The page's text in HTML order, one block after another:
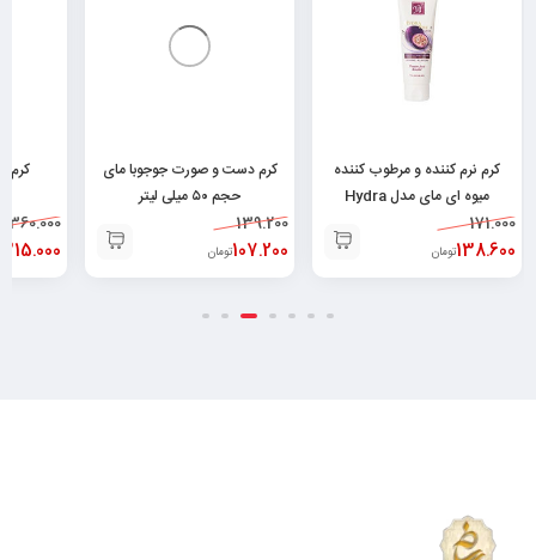
کرم نرم کننده و مرطوب کننده
میوه ای مای مدل Hydra
لیتر۶۲۶۰۴۸۲۵۲۱۳۷۸
171.000
138.600تومان
کرم دست و صورت جوجوبا مای
حجم ۵۰ میلی لیتر
۶۲۶۰۴۸۲۵۲۰۰۲۹139.200
107.200تومان
کرم
360.000
315.000